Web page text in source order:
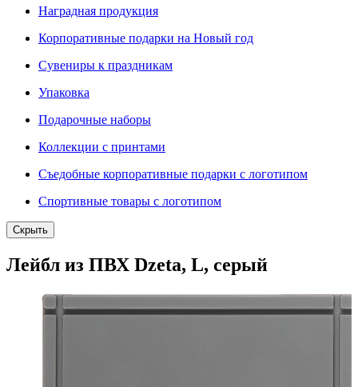
Наградная продукция
Корпоративные подарки на Новый год
Сувениры к праздникам
Упаковка
Подарочные наборы
Коллекции с принтами
Съедобные корпоративные подарки с логотипом
Спортивные товары с логотипом
Скрыть
Лейбл из ПВХ Dzeta, L, серый